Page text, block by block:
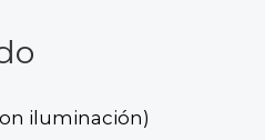
iluminación)